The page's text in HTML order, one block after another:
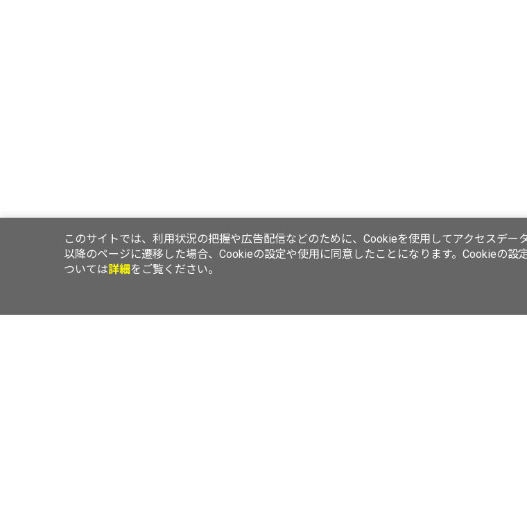
このサイトでは、利用状況の把握や広告配信などのために、Cookieを使用してアクセスデー
以降のページに遷移した場合、Cookieの設定や使用に同意したことになります。Cookieの設
ついては詳細をご覧ください。